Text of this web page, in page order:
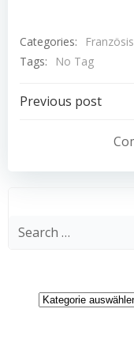
Categories:
Tags:
No Tag
Post
Previous post
Search
KATEGORIEN